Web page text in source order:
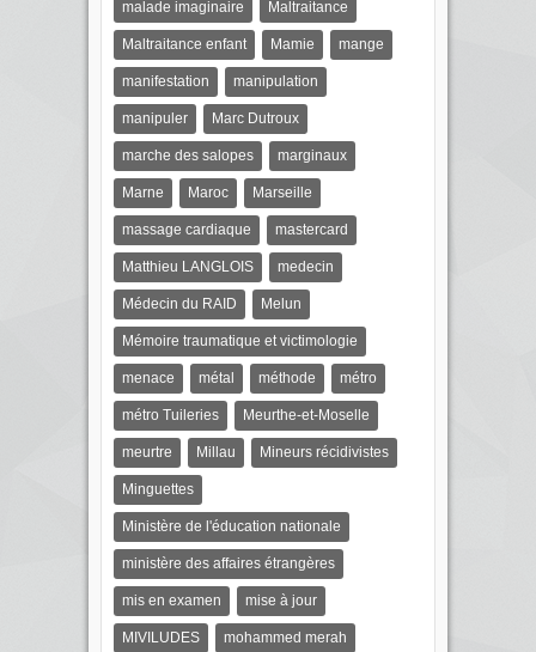
malade imaginaire Maltraitance
Maltraitance enfant Mamie mange
manifestation manipulation
manipuler Marc Dutroux
marche des salopes marginaux
Marne Maroc Marseille
massage cardiaque mastercard
Matthieu LANGLOIS medecin
Médecin du RAID Melun
Mémoire traumatique et victimologie
menace métal méthode métro
métro Tuileries Meurthe-et-Moselle
meurtre Millau Mineurs récidivistes
Minguettes
Ministère de l'éducation nationale
ministère des affaires étrangères
mis en examen mise à jour
MIVILUDES mohammed merah